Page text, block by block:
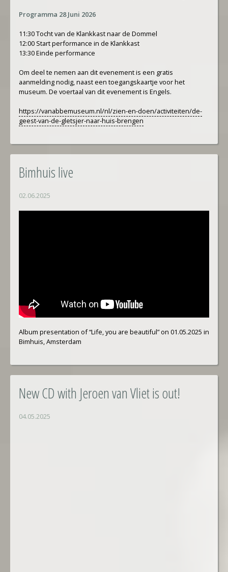
Programma 28 Juni 2026
11:30 Tocht van de Klankkast naar de Dommel
12:00 Start performance in de Klankkast
13:30 Einde performance
Om deel te nemen aan dit evenement is een gratis
aanmelding nodig, naast een toegangskaartje voor het
museum. De voertaal van dit evenement is Engels.
https://vanabbemuseum.nl/nl/zien-en-doen/activiteiten/de-
geest-van-de-gletsjer-naar-huis-brengen
Bimhuis live
02.06.2025
Album presentation of “Life, you are beautiful” on 01.05.2025 in
Bimhuis, Amsterdam
New CD with Jeroen van Vliet is out!
04.05.2025